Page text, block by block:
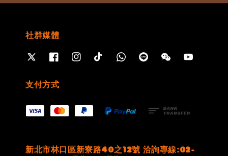
社群媒體
支付方式
新北市林口區新寮路40之12號 洽詢專線:02-